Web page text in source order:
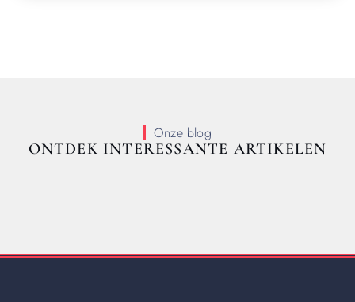
Onze blog
ONTDEK INTERESSANTE ARTIKELEN